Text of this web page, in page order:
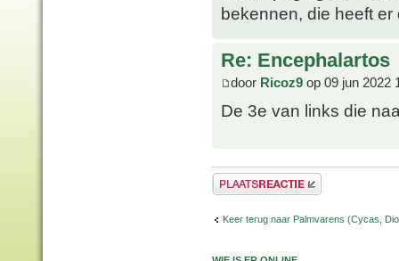
bekennen, die heeft
Re: Encephalartos
door Ricoz9 op 09 jun 2022
De 3e van links die
Plaats een reactie
Keer terug naar Palmvarens (Cycas,